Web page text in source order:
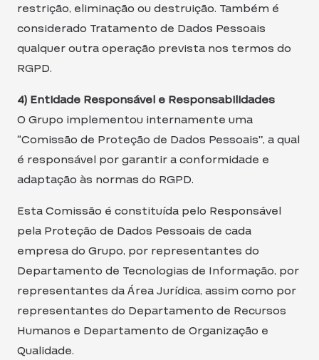
restrição, eliminação ou destruição. Também é
considerado Tratamento de Dados Pessoais
qualquer outra operação prevista nos termos do
RGPD.
4) Entidade Responsável e Responsabilidades
O Grupo implementou internamente uma
“Comissão de Proteção de Dados Pessoais”, a qual
é responsável por garantir a conformidade e
adaptação às normas do RGPD.
Esta Comissão é constituída pelo Responsável
pela Proteção de Dados Pessoais de cada
empresa do Grupo, por representantes do
Departamento de Tecnologias de Informação, por
representantes da Área Jurídica, assim como por
representantes do Departamento de Recursos
Humanos e Departamento de Organização e
Qualidade.